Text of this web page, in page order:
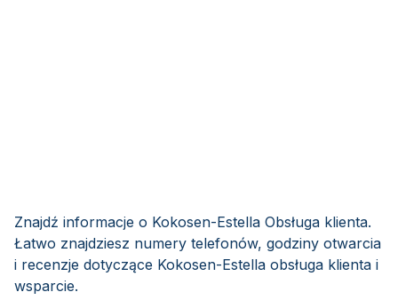
Znajdź informacje o Kokosen-Estella Obsługa klienta.
Łatwo znajdziesz numery telefonów, godziny otwarcia
i recenzje dotyczące Kokosen-Estella obsługa klienta i
wsparcie.